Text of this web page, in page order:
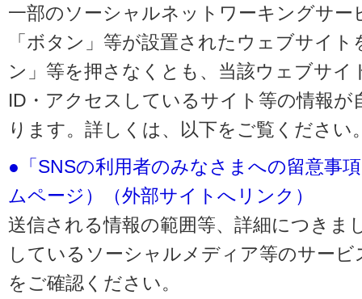
一部のソーシャルネットワーキングサー
「ボタン」等が設置されたウェブサイ
ン」等を押さなくとも、当該ウェブサイ
ID・アクセスしているサイト等の情報
ります。詳しくは、以下をご覧ください
●「SNSの利用者のみなさまへの留意事
ムページ）（外部サイトへリンク）
送信される情報の範囲等、詳細につきま
しているソーシャルメディア等のサー
をご確認ください。